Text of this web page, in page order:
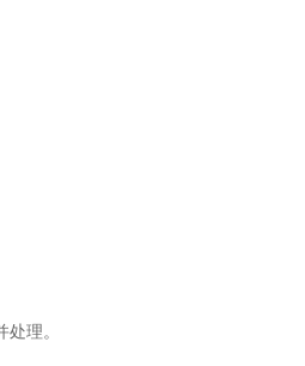
理。